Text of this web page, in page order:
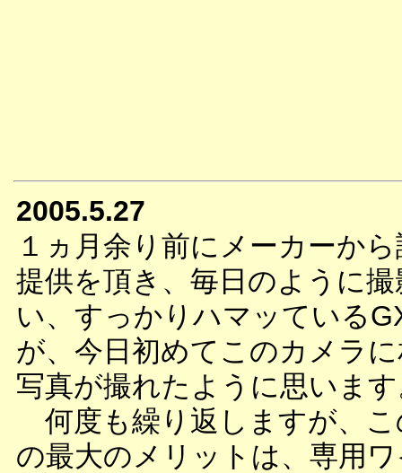
2005.5.27
１ヵ月余り前にメーカーか
提供を頂き、毎日のように撮
い、すっかりハマッている
が、今日初めてこのカメラ
写真が撮れたように思いま
何度も繰り返しますが、こ
の最大のメリットは、専用